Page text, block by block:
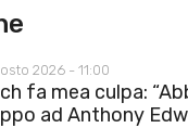
2026 - 11:00
fa mea culpa:
ad Anthony